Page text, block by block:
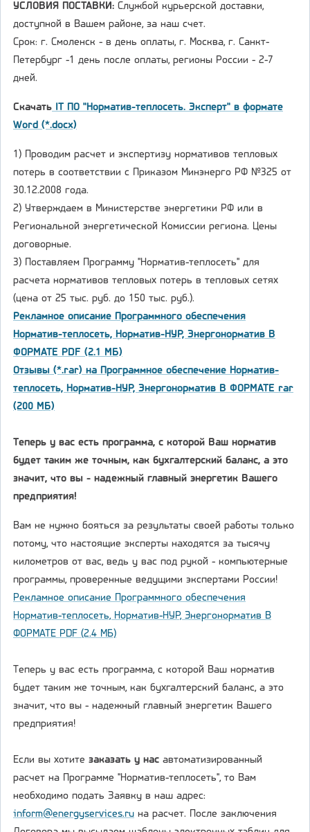
УСЛОВИЯ ПОСТАВКИ: Службой курьерской доставки,
доступной в Вашем районе, за наш счет.
Срок: г. Смоленск - в день оплаты, г. Москва, г. Санкт-
Петербург -1 день после оплаты, регионы России - 2-7
дней.
Скачать IT ПО "Норматив-теплосеть. Эксперт" в формате
Word (*.docx)
1) Проводим расчет и экспертизу нормативов тепловых
потерь в соответствии с Приказом Минэнерго РФ №325 от
30.12.2008 года.
2) Утверждаем в Министерстве энергетики РФ или в
Региональной энергетической Комиссии региона. Цены
договорные.
3) Поставляем Программу "Норматив-теплосеть" для
расчета нормативов тепловых потерь в тепловых сетях
(цена от 25 тыс. руб. до 150 тыс. руб.).
Рекламное описание Программного обеспечения
Норматив-теплосеть, Норматив-НУР, Энергонорматив В
ФОРМАТЕ PDF (2.1 МБ)
Отзывы (*.rar) на Программное обеспечение Норматив-
теплосеть, Норматив-НУР, Энергонорматив В ФОРМАТЕ rar
(200 МБ)
Теперь у вас есть программа, с которой Ваш норматив
будет таким же точным, как бухгалтерский баланс, а это
значит, что вы - надежный главный энергетик Вашего
предприятия!
Вам не нужно бояться за результаты своей работы только
потому, что настоящие эксперты находятся за тысячу
километров от вас, ведь у вас под рукой - компьютерные
программы, проверенные ведущими экспертами России!
Рекламное описание Программного обеспечения
Норматив-теплосеть, Норматив-НУР, Энергонорматив В
ФОРМАТЕ PDF (2.4 МБ)
Теперь у вас есть программа, с которой Ваш норматив
будет таким же точным, как бухгалтерский баланс, а это
значит, что вы - надежный главный энергетик Вашего
предприятия!
Если вы хотите заказать у нас автоматизированный
расчет на Программе "Норматив-теплосеть", то Вам
необходимо подать Заявку в наш адрес:
inform@energyservices.ru на расчет. После заключения